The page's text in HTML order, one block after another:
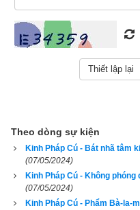
của mình.
81. Như tảng đá vững vàng
Người trí hiền làm chủ cái
Khen chê chẳng động,
thị phi.
82. Người có trí thích nghe
Theo dòng sự kiện
Kinh Pháp Cú - Bát nhã tâm
(07/05/2024)
Kinh Pháp Cú - Không
(07/05/2024)
Kinh Pháp Cú - Phẩm Bà-la-